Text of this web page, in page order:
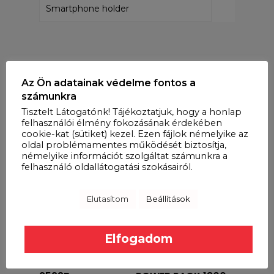
Smartphone holder
Kapcsolódó termékek
Tovább olvasom Tovább olvasom
Az Ön adatainak védelme fontos a
számunkra
Tisztelt Látogatónk! Tájékoztatjuk, hogy a honlap
felhasználói élmény fokozásának érdekében
cookie-kat (sütiket) kezel. Ezen fájlok némelyike az
oldal problémamentes működését biztosítja,
némelyike információt szolgáltat számunkra a
felhasználó oldallátogatási szokásairól.
Elutasítom Beállítások
Elfogadom